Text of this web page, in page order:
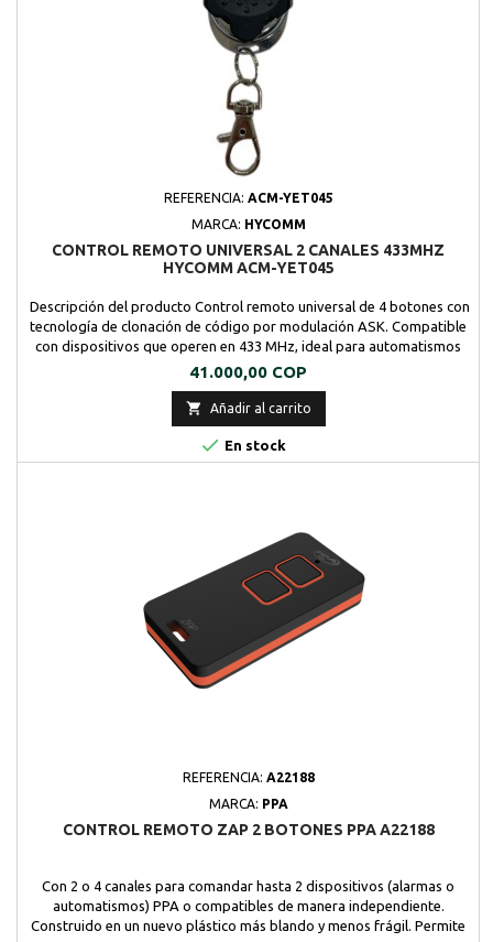
REFERENCIA: ACM-YET045
MARCA: HYCOMM
CONTROL REMOTO UNIVERSAL 2 CANALES 433MHZ
HYCOMM ACM-YET045
Descripción del producto Control remoto universal de 4 botones con
tecnología de clonación de código por modulación ASK. Compatible
con dispositivos que operen en 433 MHz, ideal para automatismos
residenciales o comerciales. Fabricado en PVC resistente con diseño
compacto tipo llavero. Su sistema de copia cara a cara permite
replicar fácilmente...
Precio
41.000,00 COP
 Añadir al carrito
 En stock
REFERENCIA: A22188
MARCA: PPA
CONTROL REMOTO ZAP 2 BOTONES PPA A22188
Con 2 o 4 canales para comandar hasta 2 dispositivos (alarmas o
automatismos) PPA o compatibles de manera independiente.
Construido en un nuevo plástico más blando y menos frágil. Permite